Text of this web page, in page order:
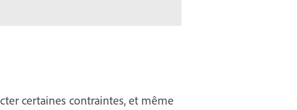
certaines contraintes, et même